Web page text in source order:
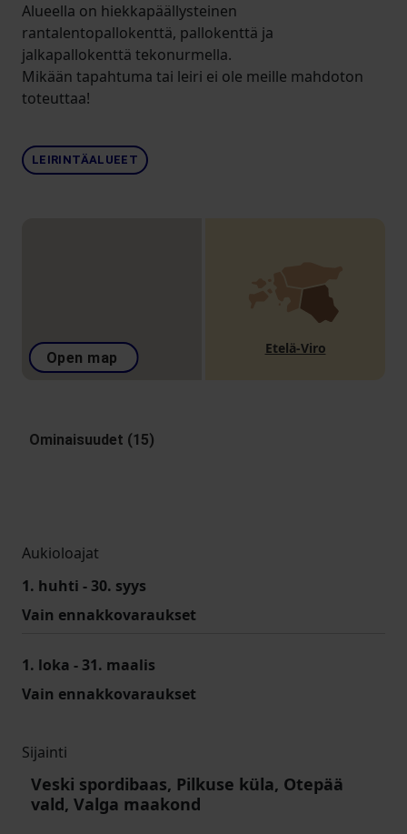
Alueella on hiekkapäällysteinen
rantalentopallokenttä, pallokenttä ja
jalkapallokenttä tekonurmella.
Mikään tapahtuma tai leiri ei ole meille mahdoton
toteuttaa!
LEIRINTÄALUEET
Open map
Etelä-Viro
Ominaisuudet (15)
Aukioloajat
1. huhti - 30. syys
Vain ennakkovaraukset
1. loka - 31. maalis
Vain ennakkovaraukset
Sijainti
Veski spordibaas, Pilkuse küla, Otepää
vald, Valga maakond